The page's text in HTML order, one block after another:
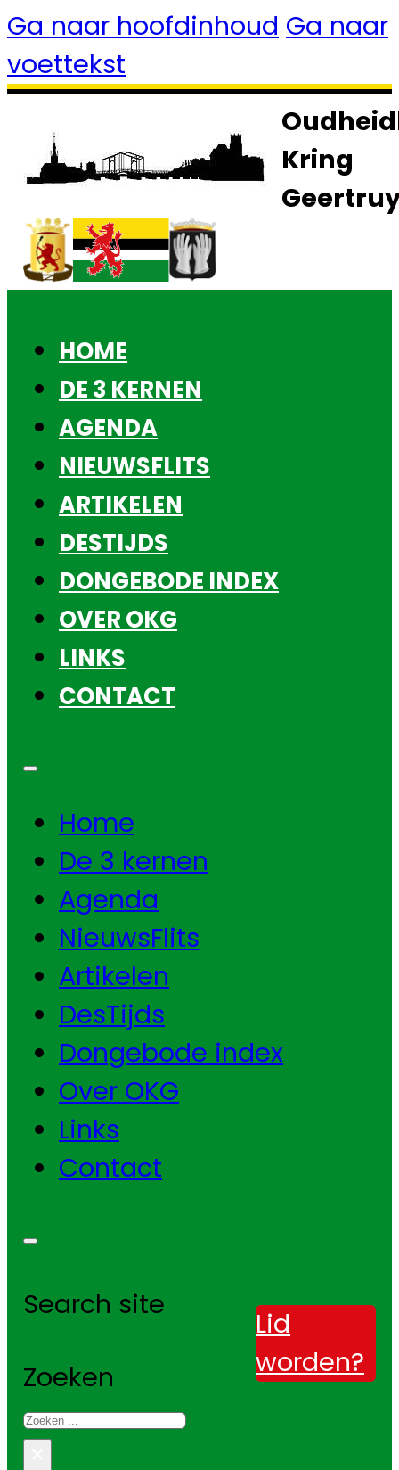
Ga naar hoofdinhoud Ga naar
voettekst
Kring
HOME
DE 3 KERNEN
AGENDA
NIEUWSFLITS
ARTIKELEN
DESTIJDS
DONGEBODE INDEX
OVER OKG
LINKS
CONTACT
Home
De 3 kernen
Agenda
NieuwsFlits
Artikelen
DesTijds
Dongebode index
Over OKG
Links
Contact
Search site
Zoeken
Lid
worden?